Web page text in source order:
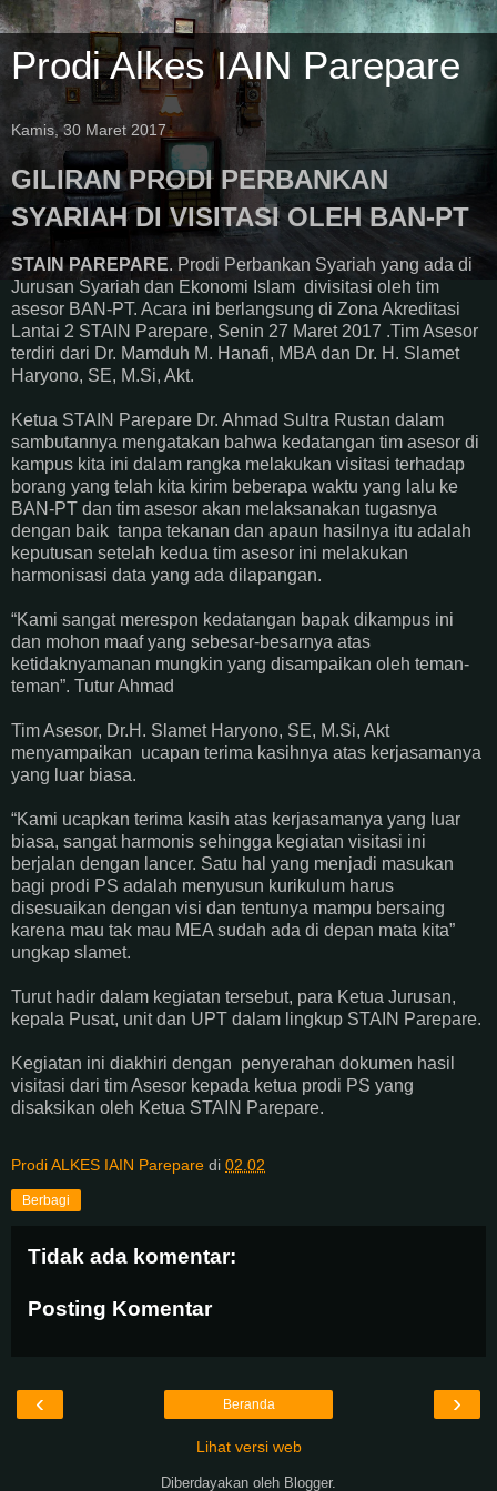
Prodi Alkes IAIN Parepare
Kamis, 30 Maret 2017
GILIRAN PRODI PERBANKAN
SYARIAH DI VISITASI OLEH BAN-PT
STAIN PAREPARE. Prodi Perbankan Syariah yang ada di
Jurusan Syariah dan Ekonomi Islam divisitasi oleh tim
asesor BAN-PT. Acara ini berlangsung di Zona Akreditasi
Lantai 2 STAIN Parepare, Senin 27 Maret 2017 .Tim Asesor
terdiri dari Dr. Mamduh M. Hanafi, MBA dan Dr. H. Slamet
Haryono, SE, M.Si, Akt.
Ketua STAIN Parepare Dr. Ahmad Sultra Rustan dalam
sambutannya mengatakan bahwa kedatangan tim asesor di
kampus kita ini dalam rangka melakukan visitasi terhadap
borang yang telah kita kirim beberapa waktu yang lalu ke
BAN-PT dan tim asesor akan melaksanakan tugasnya
dengan baik tanpa tekanan dan apaun hasilnya itu adalah
keputusan setelah kedua tim asesor ini melakukan
harmonisasi data yang ada dilapangan.
“Kami sangat merespon kedatangan bapak dikampus ini
dan mohon maaf yang sebesar-besarnya atas
ketidaknyamanan mungkin yang disampaikan oleh teman-
teman”. Tutur Ahmad
Tim Asesor, Dr.H. Slamet Haryono, SE, M.Si, Akt
menyampaikan ucapan terima kasihnya atas kerjasamanya
yang luar biasa.
“Kami ucapkan terima kasih atas kerjasamanya yang luar
biasa, sangat harmonis sehingga kegiatan visitasi ini
berjalan dengan lancer. Satu hal yang menjadi masukan
bagi prodi PS adalah menyusun kurikulum harus
disesuaikan dengan visi dan tentunya mampu bersaing
karena mau tak mau MEA sudah ada di depan mata kita”
ungkap slamet.
Turut hadir dalam kegiatan tersebut, para Ketua Jurusan,
kepala Pusat, unit dan UPT dalam lingkup STAIN Parepare.
Kegiatan ini diakhiri dengan penyerahan dokumen hasil
visitasi dari tim Asesor kepada ketua prodi PS yang
disaksikan oleh Ketua STAIN Parepare.
Prodi ALKES IAIN Parepare di 02.02
Berbagi
Tidak ada komentar:
Posting Komentar
‹ ›
Beranda
Lihat versi web
Diberdayakan oleh Blogger.